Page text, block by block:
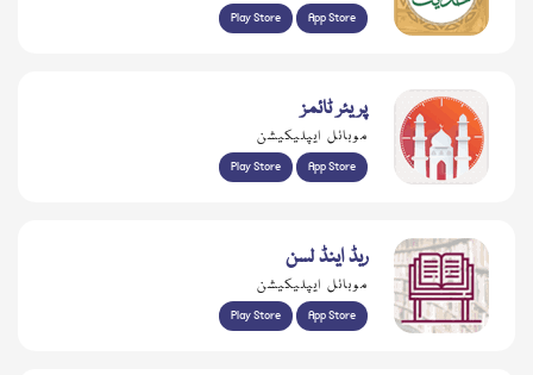
Play Store App Store
پریئر ٹائمز
موبائل ایپلیکیشن
Play Store App Store
ریڈ اینڈ لسن
موبائل ایپلیکیشن
Play Store App Store